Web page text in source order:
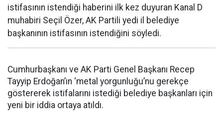
istifasının istendiği haberini ilk kez duyuran Kanal D
muhabiri Seçil Özer, AK Partili yedi il belediye
başkanının istifasının istendiğini söyledi.
Cumhurbaşkanı ve AK Parti Genel Başkanı Recep
Tayyip Erdoğan’ın ‘metal yorgunluğu’nu gerekçe
göstererek istifalarını istediği belediye başkanları için
yeni bir iddia ortaya atıldı.